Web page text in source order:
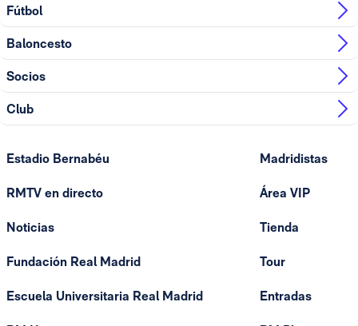
Fútbol
Baloncesto
Socios
Club
Estadio Bernabéu
RMTV en directo
Noticias
Fundación Real Madrid
Escuela Universitaria Real Madrid
Madridistas
Área VIP
Tienda
Tour
Entradas